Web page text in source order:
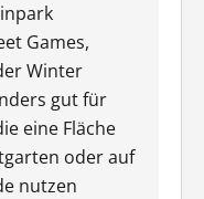
Games,
Winter
gut für
eine Fläche
oder auf
nutzen